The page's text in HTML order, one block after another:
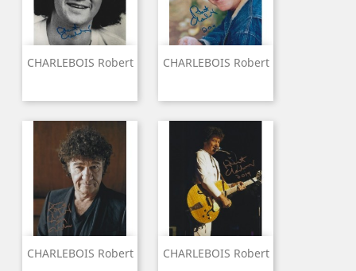
CHARLEBOIS Robert CHARLEBOIS Robert
CHARLEBOIS Robert CHARLEBOIS Robert